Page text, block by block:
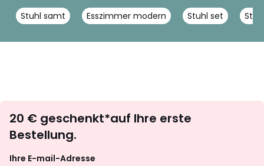
Stuhl samt Esszimmer modern Stuhl set
abonnieren
20 € geschenkt*auf Ihre erste
Bestellung.
Ihre E-mail-Adresse